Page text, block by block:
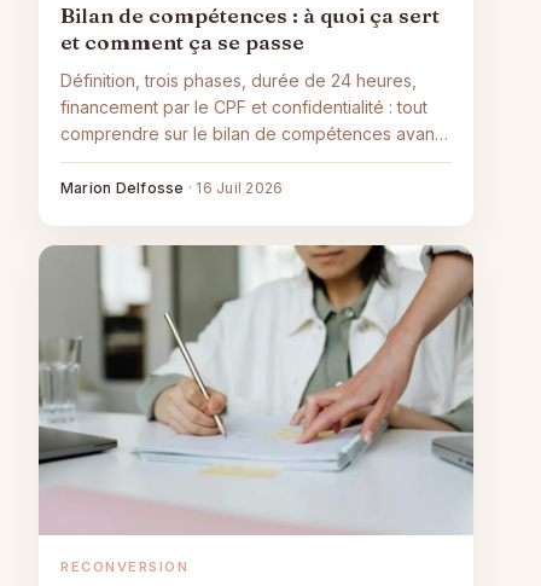
Bilan de compétences : à quoi ça sert
et comment ça se passe
Définition, trois phases, durée de 24 heures,
financement par le CPF et confidentialité : tout
comprendre sur le bilan de compétences avant
de se lancer.
Marion Delfosse · 16 Juil 2026
RECONVERSION